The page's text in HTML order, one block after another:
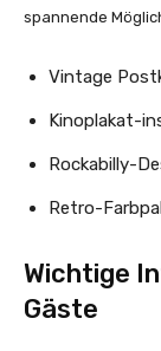
spannende
Vintage
Kinoplakat-
Rockabilly-
Retro-
Wichtige
Gäste